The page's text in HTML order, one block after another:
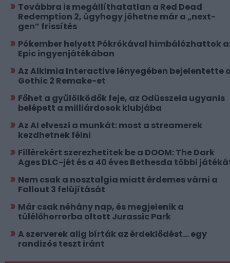
Továbbra is megállíthatatlan a Red Dead
Redemption 2, úgyhogy jöhetne már a „next-
gen” frissítés
Pókember helyett Pókrókával himbálózhattok
Epic ingyenjátékában
Az Alkimia Interactive lényegében bejelentette
Gothic 2 Remake-et
Főhet a gyűlölködők feje, az Odüsszeia ugyanis
belépett a milliárdosok klubjába
Az AI elveszi a munkát: most a streamerek
kezdhetnek félni
Fillérekért szerezhetitek be a DOOM: The Dark
Ages DLC-jét és a 40 éves Bethesda többi
Nem csak a nosztalgia miatt érdemes várni a
Fallout 3 felújítását
Már csak néhány nap, és megjelenik a
túlélőhorrorba oltott Jurassic Park
A szerverek alig bírták az érdeklődést... egy
randizós teszt iránt